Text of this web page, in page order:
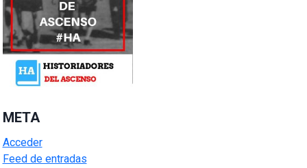
META
Acceder
Feed de entradas